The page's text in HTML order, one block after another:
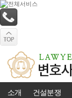
소개 건설분쟁